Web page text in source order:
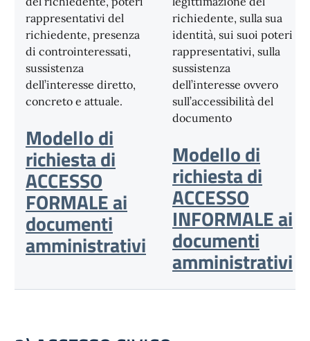
rappresentativi del
richiedente, presenza
di controinteressati,
sussistenza
dell’interesse diretto,
concreto e attuale.
Modello di
richiesta di
ACCESSO
FORMALE ai
documenti
amministrativi
richiedente, sulla sua
identità, sui suoi poteri
rappresentativi, sulla
sussistenza
dell’interesse ovvero
sull’accessibilità del
documento
Modello di
richiesta di
ACCESSO
INFORMALE ai
documenti
amministrativi